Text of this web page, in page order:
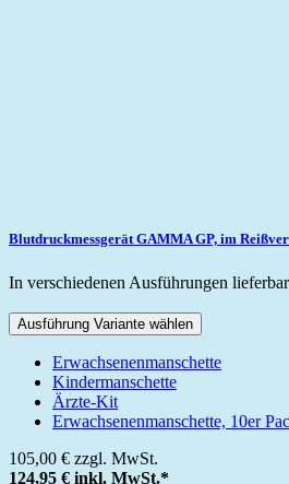
Blutdruckmessgerät GAMMA GP, im
In verschiedenen Ausführungen
Ausführung Variante wählen
Erwachsenenmanschette
Kindermanschette
Ärzte-Kit
Erwachsenenmanschette, 10er
105,00 € zzgl. MwSt.
124,95 € inkl. MwSt.*